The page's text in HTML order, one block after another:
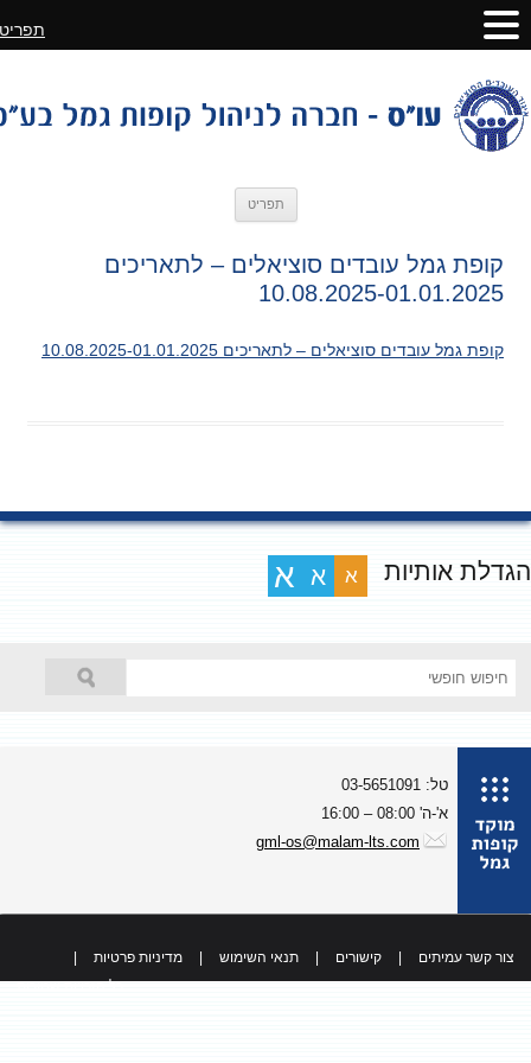
תפריט
קופת גמל עובדים סוציאלים – לתאריכים
10.08.2025-01.01.2025
קופת גמל עובדים סוציאלים – לתאריכים 10.08.2025-01.01.2025
אותיות א א א
טל: 03-5651091
א'-ה' 08:00 – 16:00
gml-os@malam-lts.com
צור קשר עמיתים קישורים תנאי השימוש מדיניות פרטיות
כל הזכויות שמורות
תפריט